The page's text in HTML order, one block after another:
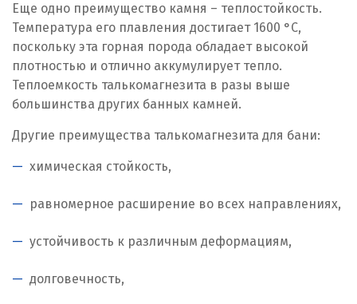
Еще одно преимущество камня – теплостойкость.
Температура его плавления достигает 1600 °C,
поскольку эта горная порода обладает высокой
плотностью и отлично аккумулирует тепло.
Теплоемкость талькомагнезита в разы выше
большинства других банных камней.
Другие преимущества талькомагнезита для бани:
химическая стойкость,
равномерное расширение во всех направлениях,
устойчивость к различным деформациям,
долговечность,